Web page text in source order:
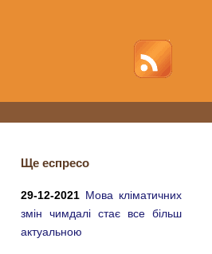
Ще еспресо
29-12-2021 Мова кліматичних
змін чимдалі стає все більш
актуальною